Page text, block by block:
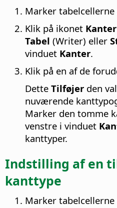
Marker
Klik på ikonet Kanter
Tabel (Writer) eller
vinduet Kanter.
Klik på en af de
Dette Tilføjer den
nuværende
Marker den tomme
venstre i vinduet
kanttyper.
Indstilling af en
kanttype
Marker